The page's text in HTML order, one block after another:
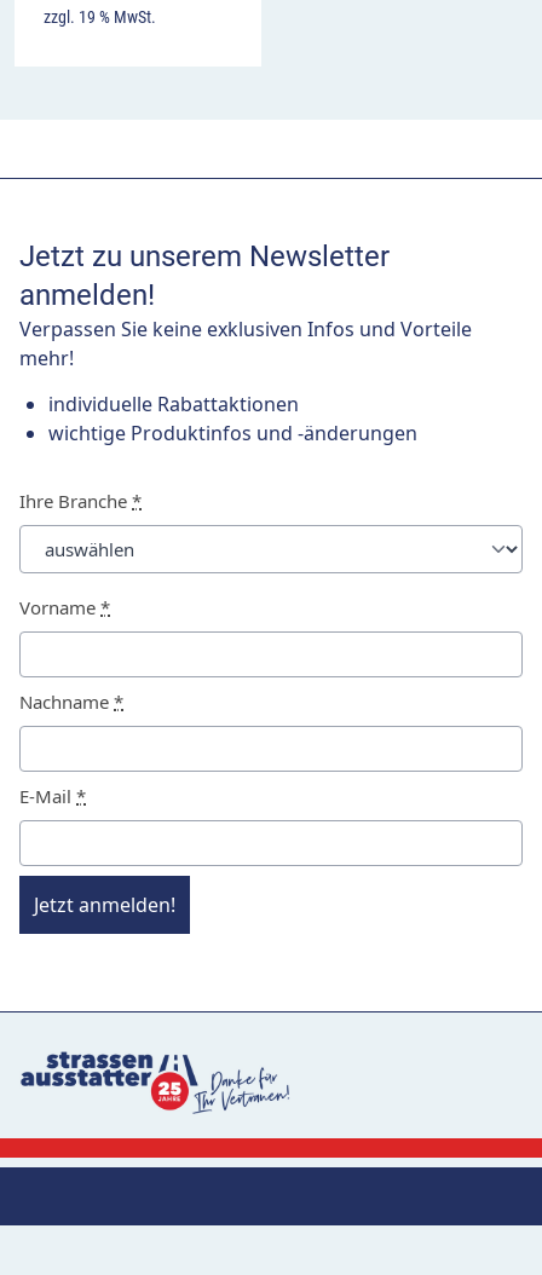
zzgl. 19 % MwSt.
Jetzt zu unserem Newsletter
anmelden!
Verpassen Sie keine exklusiven Infos und Vorteile
mehr!
individuelle Rabattaktionen
wichtige Produktinfos und -änderungen
Ihre Branche *
Vorname *
Nachname *
E-Mail *
Jetzt anmelden!